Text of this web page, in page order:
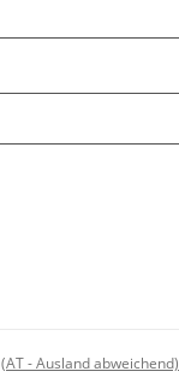
(AT - Ausland abweichend)